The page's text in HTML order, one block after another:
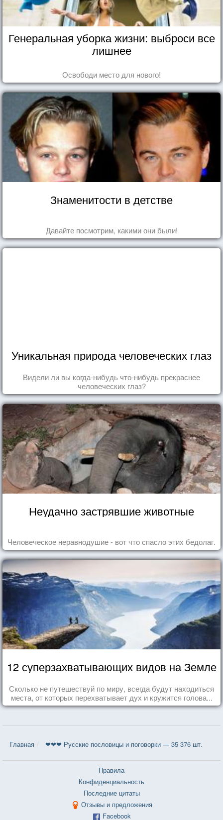
Генеральная уборка жизни: выброси все
лишнее
Освободи место для нового!
Знаменитости в детстве
Давайте посмотрим, какими они были!
Уникальная природа человеческих глаз
Видели ли вы когда-нибудь что-нибудь прекраснее
человеческих глаз?
Неудачно застрявшие животные
Человеческое неравнодушие - вот что спасло этих бедолаг.
12 суперзахватывающих видов на Земле
Сколько не путешествуй по миру, всегда будут находиться
места, от которых перехватывает дух и кружится голова...
Главная ❤❤❤ Русские пословицы и поговорки — 35 376 шт.
Правила
Конфиденциальность
Последние цитаты
Отзывы и предложения
Facebook